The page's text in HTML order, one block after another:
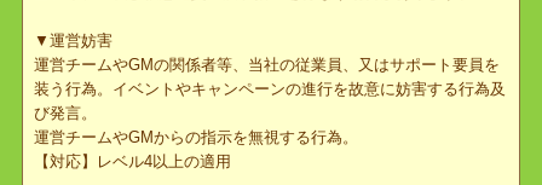
等の対応となります。
【対応】レベル4以上の適用
不正プログラムの利用によって得た恩恵は適宜没収の措置を行いま
す
※不正に作成されたと判断したアイテムは第三者の手に渡った場合
でも回収を行なう場合がございます。